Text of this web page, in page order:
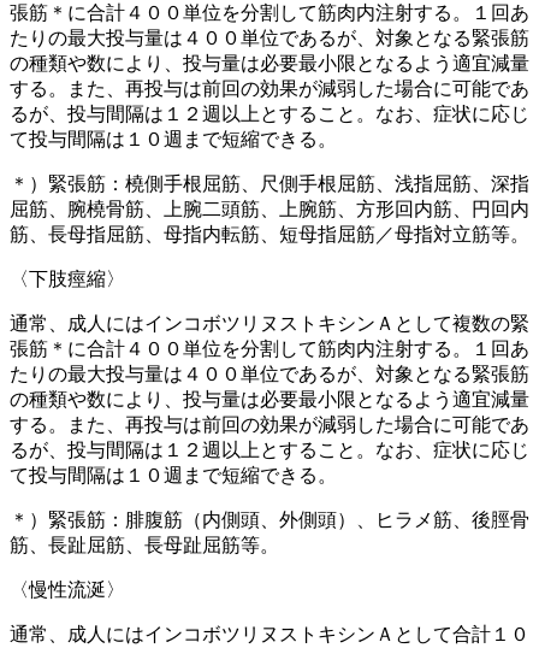
張筋＊に合計４００単位を分割して筋肉内注射する。１回あ
たりの最大投与量は４００単位であるが、対象となる緊張筋
の種類や数により、投与量は必要最小限となるよう適宜減量
する。また、再投与は前回の効果が減弱した場合に可能であ
るが、投与間隔は１２週以上とすること。なお、症状に応じ
て投与間隔は１０週まで短縮できる。
＊）緊張筋：橈側手根屈筋、尺側手根屈筋、浅指屈筋、深指
屈筋、腕橈骨筋、上腕二頭筋、上腕筋、方形回内筋、円回内
筋、長母指屈筋、母指内転筋、短母指屈筋／母指対立筋等。
〈下肢痙縮〉
通常、成人にはインコボツリヌストキシンＡとして複数の緊
張筋＊に合計４００単位を分割して筋肉内注射する。１回あ
たりの最大投与量は４００単位であるが、対象となる緊張筋
の種類や数により、投与量は必要最小限となるよう適宜減量
する。また、再投与は前回の効果が減弱した場合に可能であ
るが、投与間隔は１２週以上とすること。なお、症状に応じ
て投与間隔は１０週まで短縮できる。
＊）緊張筋：腓腹筋（内側頭、外側頭）、ヒラメ筋、後脛骨
筋、長趾屈筋、長母趾屈筋等。
〈慢性流涎〉
通常、成人にはインコボツリヌストキシンＡとして合計１０